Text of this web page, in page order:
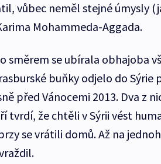
vůbec neměl stejné úmysly
Mohammeda-Aggada.
směrem se ubírala obhajoba
buňky odjelo do Sýrie
před Vánocemi 2013. Dva z
tvrdí, že chtěli v Sýrii vést
se vrátili domů. Až na